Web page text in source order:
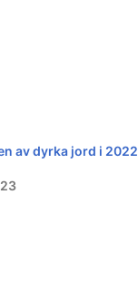
av dyrka jord i